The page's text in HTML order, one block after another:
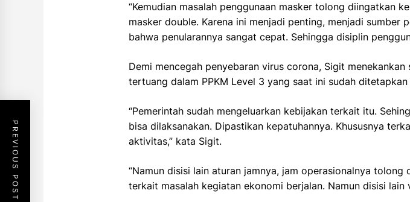
“Kemudian masalah penggunaan masker tolong diingatkan
masker double. Karena ini menjadi penting, menjadi
bahwa penularannya sangat cepat. Sehingga disiplin
Demi mencegah penyebaran virus corona, Sigit
tertuang dalam PPKM Level 3 yang saat ini sudah
“Pemerintah sudah mengeluarkan kebijakan terkait itu.
bisa dilaksanakan. Dipastikan kepatuhannya. Khususnya
aktivitas,” kata Sigit.
“Namun disisi lain aturan jamnya, jam operasionalnya
terkait masalah kegiatan ekonomi berjalan. Namun disisi
PREVIOUS POST